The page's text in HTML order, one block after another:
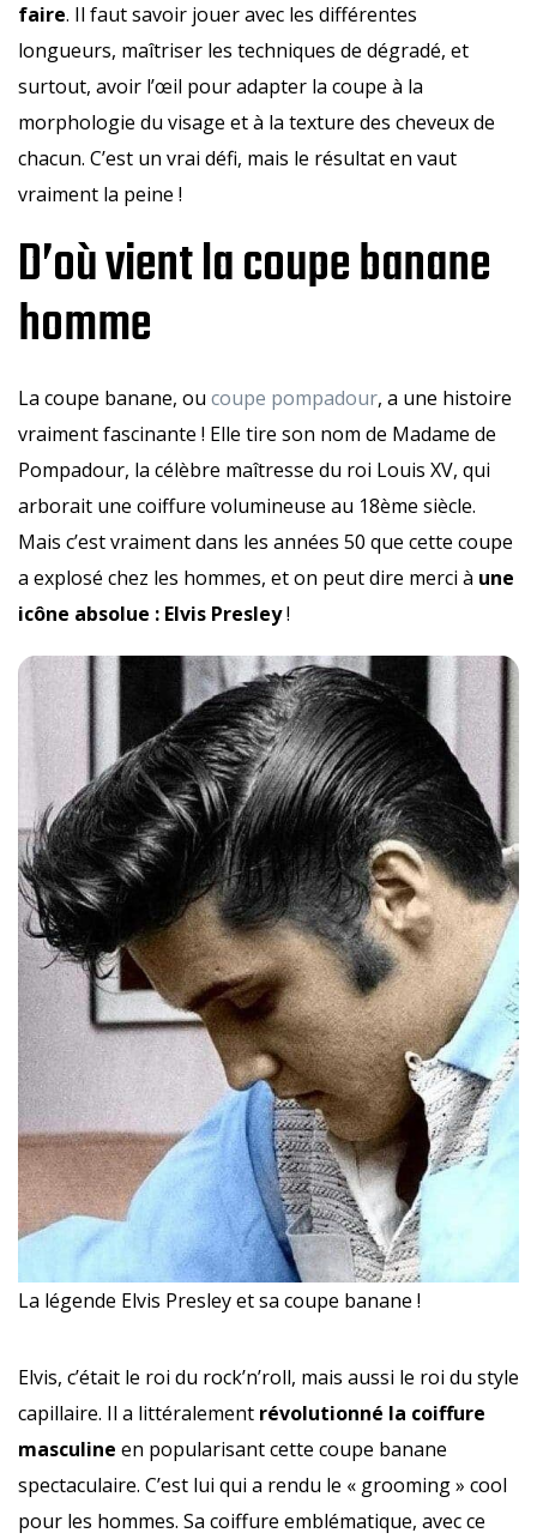
faire. Il faut savoir jouer avec les différentes
longueurs, maîtriser les techniques de dégradé, et
surtout, avoir l’œil pour adapter la coupe à la
morphologie du visage et à la texture des cheveux de
chacun. C’est un vrai défi, mais le résultat en vaut
vraiment la peine !
D’où vient la coupe banane
homme
La coupe banane, ou coupe pompadour, a une histoire
vraiment fascinante ! Elle tire son nom de Madame de
Pompadour, la célèbre maîtresse du roi Louis XV, qui
arborait une coiffure volumineuse au 18ème siècle.
Mais c’est vraiment dans les années 50 que cette coupe
a explosé chez les hommes, et on peut dire merci à une
icône absolue : Elvis Presley!
La légende Elvis Presley et sa coupe banane !
Elvis, c’était le roi du rock’n’roll, mais aussi le roi du style
capillaire. Il a littéralement révolutionné la coiffure
masculine en popularisant cette coupe banane
spectaculaire. C’est lui qui a rendu le « grooming » cool
pour les hommes. Sa coiffure emblématique, avec ce